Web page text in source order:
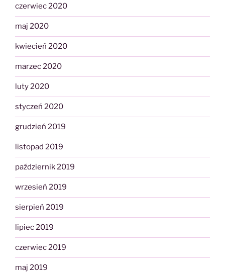
czerwiec 2020
maj 2020
kwiecień 2020
marzec 2020
luty 2020
styczeń 2020
grudzień 2019
listopad 2019
październik 2019
wrzesień 2019
sierpień 2019
lipiec 2019
czerwiec 2019
maj 2019